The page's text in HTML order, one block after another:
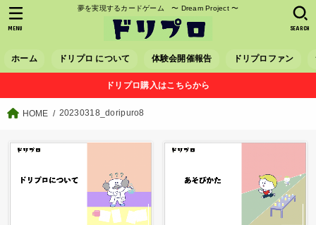
夢を実現するカードゲーム 〜 Dream Project 〜
ホーム ドリプロ について 体験会開催報告 ドリプロファン
SEARCH
MENU
ドリプロ購入はこちらから
HOME 20230318_doripuro8